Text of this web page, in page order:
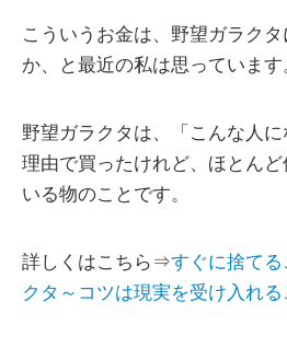
こういうお金は、野望ガラク
か、と最近の私は思っています
野望ガラクタは、「こんな人
理由で買ったけれど、ほとん
いる物のことです。
詳しくはこちら⇒すぐに捨て
クタ～コツは現実を受け入れる